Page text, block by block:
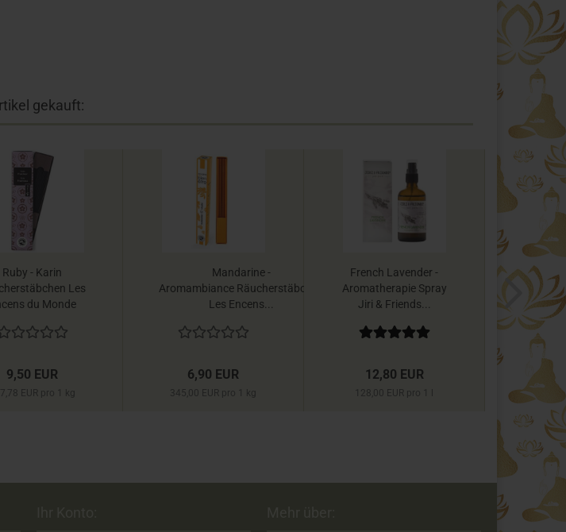
gekauft:
Ruby - Karin
Les
du Monde
9,50 EUR
EUR pro 1 kg
Mandarine -
Aromambiance Räucherstäbchen
Les Encens...
6,90 EUR
345,00 EUR pro 1 kg
French Lavender -
Aromatherapie Spray
Jiri & Friends...
12,80 EUR
128,00 EUR pro 1 l
Sleep